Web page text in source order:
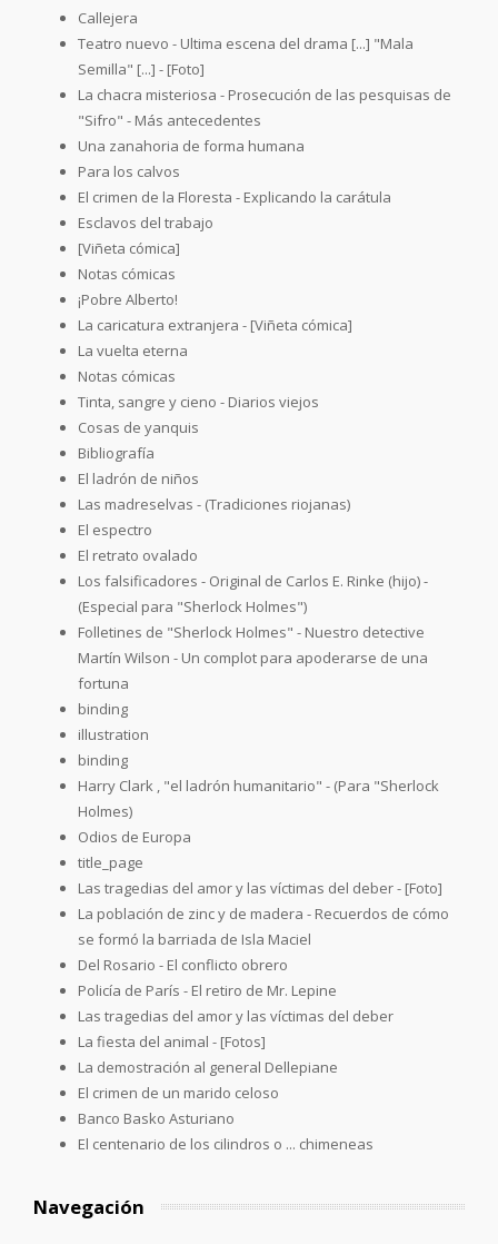
Callejera
Teatro nuevo - Ultima escena del drama [...] "Mala
Semilla" [...] - [Foto]
La chacra misteriosa - Prosecución de las pesquisas de
"Sifro" - Más antecedentes
Una zanahoria de forma humana
Para los calvos
El crimen de la Floresta - Explicando la carátula
Esclavos del trabajo
[Viñeta cómica]
Notas cómicas
¡Pobre Alberto!
La caricatura extranjera - [Viñeta cómica]
La vuelta eterna
Notas cómicas
Tinta, sangre y cieno - Diarios viejos
Cosas de yanquis
Bibliografía
El ladrón de niños
Las madreselvas - (Tradiciones riojanas)
El espectro
El retrato ovalado
Los falsificadores - Original de Carlos E. Rinke (hijo) -
(Especial para "Sherlock Holmes")
Folletines de "Sherlock Holmes" - Nuestro detective
Martín Wilson - Un complot para apoderarse de una
fortuna
binding
illustration
binding
Harry Clark , "el ladrón humanitario" - (Para "Sherlock
Holmes)
Odios de Europa
title_page
Las tragedias del amor y las víctimas del deber - [Foto]
La población de zinc y de madera - Recuerdos de cómo
se formó la barriada de Isla Maciel
Del Rosario - El conflicto obrero
Policía de París - El retiro de Mr. Lepine
Las tragedias del amor y las víctimas del deber
La fiesta del animal - [Fotos]
La demostración al general Dellepiane
El crimen de un marido celoso
Banco Basko Asturiano
El centenario de los cilindros o ... chimeneas
Navegación